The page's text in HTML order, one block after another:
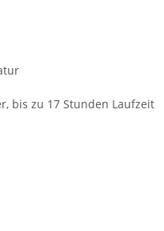
bis zu 17 Stunden Laufzeit